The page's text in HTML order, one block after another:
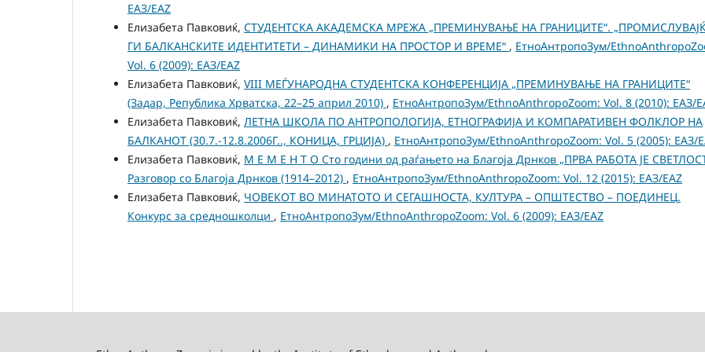
ЕАЗ/EAZ
Елизабета Павковиќ, СТУДЕНТСКА АКАДЕМСКА МРЕЖА „ПРЕМИНУВАЊЕ НА ГРАНИЦИТЕ“.
ГИ БАЛКАНСКИТЕ ИДЕНТИТЕТИ – ДИНАМИКИ НА ПРОСТОР И ВРЕМЕ“ , ЕтноАнтропоЗум/
Vol. 6 (2009): ЕАЗ/EAZ
Елизабета Павковиќ, VIII МЕЃУНАРОДНА СТУДЕНТСКА КОНФЕРЕНЦИЈА „ПРЕМИНУВАЊЕ НА ГРАНИЦИТЕ“
(Задар, Република Хрватска, 22–25 април 2010) , ЕтноАнтропоЗум/EthnoAnthropoZoom: Vol. 8 (2010): ЕАЗ/
Елизабета Павковиќ, ЛЕТНА ШКОЛА ПО АНТРОПОЛОГИЈА, ЕТНОГРАФИЈА И КОМПАРАТИВЕН ФОЛКЛОР НА
БАЛКАНОТ (30.7.-12.8.2006Г.., КОНИЦА, ГРЦИЈА) , ЕтноАнтропоЗум/EthnoAnthropoZoom: Vol. 5 (2005): ЕАЗ/
Елизабета Павковиќ, М Е М Е Н Т О Сто години од раѓањето на Благоја Дрнков „ПРВА РАБОТА ЈЕ
Разговор со Благоја Дрнков (1914–2012) , ЕтноАнтропоЗум/EthnoAnthropoZoom: Vol. 12 (2015): ЕАЗ/EAZ
Елизабета Павковиќ, ЧОВЕКОТ ВО МИНАТОТО И СЕГАШНОСТА, КУЛТУРА – ОПШТЕСТВО – ПOЕДИНЕЦ.
Конкурс за средношколци , ЕтноАнтропоЗум/EthnoAnthropoZoom: Vol. 6 (2009): ЕАЗ/EAZ